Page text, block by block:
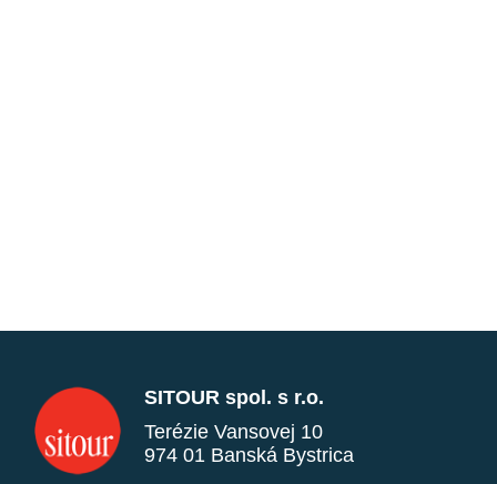
SITOUR spol. s r.o.
Terézie Vansovej 10
974 01 Banská Bystrica